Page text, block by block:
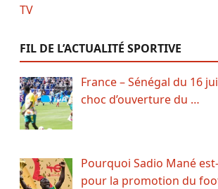
FIL DE L’ACTUALITÉ SPORTIVE
France – Sénégal du 16
choc d’ouverture du …
Pourquoi Sadio Mané
pour la promotion du